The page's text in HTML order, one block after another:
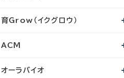
育Grow（イクグロウ）
ACM
オーラバイオ